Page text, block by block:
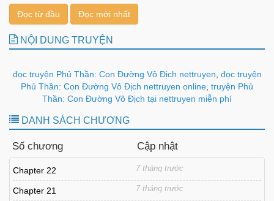
Đọc từ đầu Đọc mới nhất
NỘI DUNG TRUYỆN
đọc truyện Phủ Thần: Con Đường Vô Địch nettruyen đọc truyện
Phủ Thần: Con Đường Vô Địch nettruyen online truyện Phủ
Thần: Con Đường Vô Địch tại nettruyen miễn phí
DANH SÁCH CHƯƠNG
Số chương Cập nhật
Chapter 22 7 tháng trước
Chapter 21 7 tháng trước